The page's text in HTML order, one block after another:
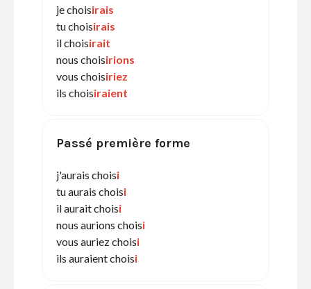
je choisirais
tu choisirais
il choisirait
nous choisirions
vous choisiriez
ils choisiraient
Passé première forme
j'aurais choisi
tu aurais choisi
il aurait choisi
nous aurions choisi
vous auriez choisi
ils auraient choisi